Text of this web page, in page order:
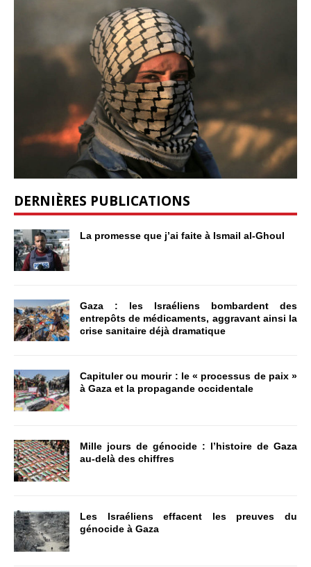
DERNIÈRES PUBLICATIONS
La promesse que j’ai faite à Ismail al-Ghoul
Gaza : les Israéliens bombardent des
entrepôts de médicaments, aggravant ainsi la
crise sanitaire déjà dramatique
Capituler ou mourir : le « processus de paix »
à Gaza et la propagande occidentale
Mille jours de génocide : l’histoire de Gaza
au-delà des chiffres
Les Israéliens effacent les preuves du
génocide à Gaza